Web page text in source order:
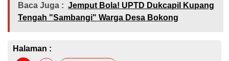
Baca Juga : Jemput Bola! UPTD Dukcapil Kupang
Tengah "Sambangi" Warga Desa Bokong
Halaman :